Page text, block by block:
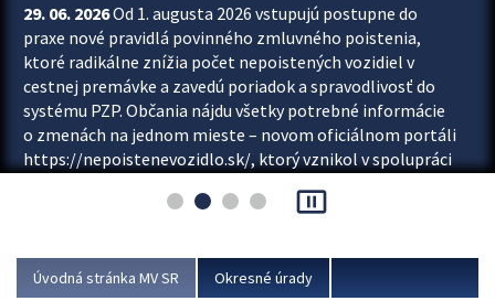
29. 06. 2026Od 1. augusta 2026 vstupujú postupne do
praxe nové pravidlá povinného zmluvného poistenia,
ktoré radikálne znížia počet nepoistených vozidiel v
cestnej premávke a zavedú poriadok a spravodlivosť do
systému PZP. Občania nájdu všetky potrebné informácie
o zmenách na jednom mieste – novom oficiálnom portáli
https://nepoistenevozidlo.sk/, ktorý vznikol v spolupráci
asociácie poisťovní (SLASPO) a Ministerstva vnútra SR.
Viac
pause_presentation
Úvodná stránka MV SR Okresné úrady